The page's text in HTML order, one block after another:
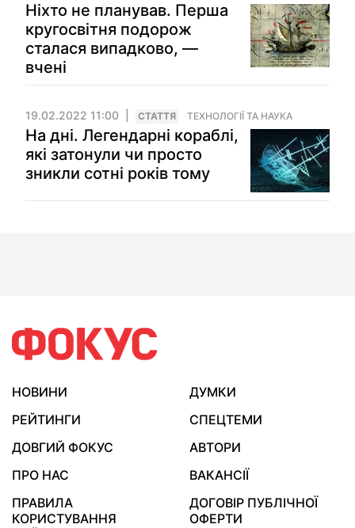
Ніхто не планував. Перша
кругосвітня подорож
сталася випадково, —
вчені
19.02.2022 11:00 СТАТТЯ ТЕХНОЛОГІЇ ТА НАУКА
На дні. Легендарні кораблі,
які затонули чи просто
зникли сотні років тому
НОВИНИ
ДУМКИ
РЕЙТИНГИ
СПЕЦТЕМИ
ДОВГИЙ ФОКУС
АВТОРИ
ПРО НАС
ВАКАНСІЇ
ПРАВИЛА
КОРИСТУВАННЯ
ДОГОВІР ПУБЛІЧНОЇ
ОФЕРТИ